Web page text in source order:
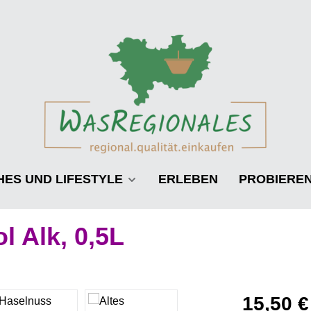
UND LIFESTYLE ERLEBEN
Alk, 0,5L
Regulärer
15,50 €